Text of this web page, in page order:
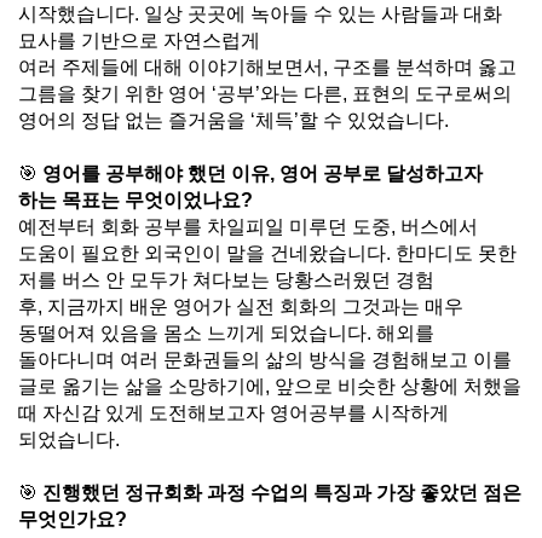
시작했습니다. 일상 곳곳에 녹아들 수 있는 사람들과 대화
묘사를 기반으로 자연스럽게
여러 주제들에 대해 이야기해보면서 , 구조를 분석하며 옳고
그름을 찾기 위한 영어 ‘공부’와는 다른, 표현의 도구로써의
영어의 정답 없는 즐거움을 ‘체득’할 수 있었습니다.
🎯 영어를 공부해야 했던 이유, 영어 공부로 달성하고자
하는 목표는 무엇이었나요?
예전부터 회화 공부를 차일피일 미루던 도중, 버스에서
도움이 필요한 외국인이 말을 건네왔습니다. 한마디도 못한
저를 버스 안 모두가 쳐다보는 당황스러웠던 경험
후, 지금까지 배운 영어가 실전 회화의 그것과는 매우
동떨어져 있음을 몸소 느끼게 되었습니다. 해외를
돌아다니며 여러 문화권들의 삶의 방식을 경험해보고 이를
글로 옮기는 삶을 소망하기에 , 앞으로 비슷한 상황에 처했을
때 자신감 있게 도전해보고자 영어공부를 시작하게
되었습니다.
🎯 진행했던 정규회화 과정 수업의 특징과 가장 좋았던 점은
무엇인가요?